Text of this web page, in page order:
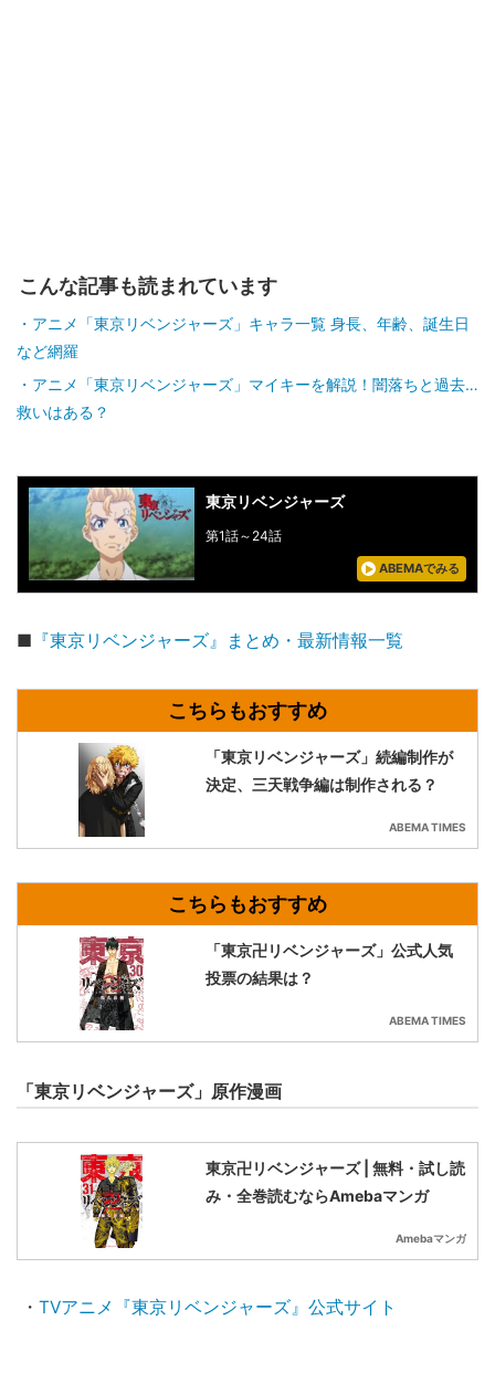
こんな記事も読まれています
アニメ「東京リベンジャーズ」キャラ一覧 身長、年齢、誕生日
など網羅
アニメ「東京リベンジャーズ」マイキーを解説！闇落ちと過去…
救いはある？
東京リベンジャーズ
第1話～24話
ABEMAでみる
■ 『東京リベンジャーズ』まとめ・最新情報一覧
「東京リベンジャーズ」続編制作が
決定、三天戦争編は制作される？
ABEMA TIMES
「東京卍リベンジャーズ」公式人気
投票の結果は？
ABEMA TIMES
「東京リベンジャーズ」原作漫画
東京卍リベンジャーズ | 無料・試し読
み・全巻読むならAmebaマンガ
Amebaマンガ
・ TVアニメ『東京リベンジャーズ』公式サイト